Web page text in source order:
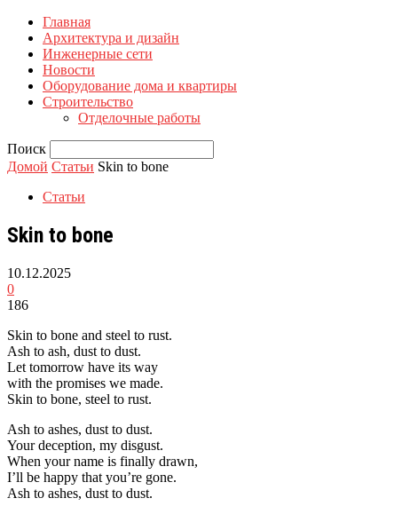
Главная
Архитектура и дизайн
Инженерные сети
Новости
Оборудование дома и квартиры
Строительство
Отделочные работы
Поиск
Домой Статьи Skin to bone
Статьи
Skin to bone
10.12.2025
0
186
Skin to bone and steel to rust.
Ash to ash, dust to dust.
Let tomorrow have its way
with the promises we made.
Skin to bone, steel to rust.
Ash to ashes, dust to dust.
Your deception, my disgust.
When your name is finally drawn,
I’ll be happy that you’re gone.
Ash to ashes, dust to dust.